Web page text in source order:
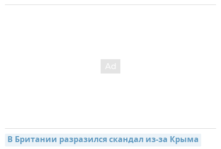
В Британии разразился скандал из-за Крыма